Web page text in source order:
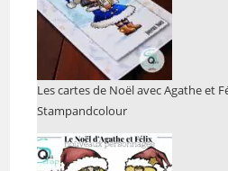
Les cartes de Noël avec Agathe et
Stampandcolour